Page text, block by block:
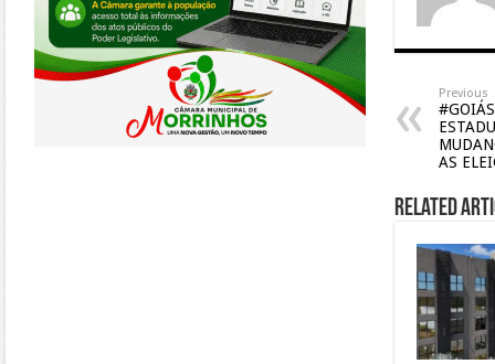
Previous
AS
Related